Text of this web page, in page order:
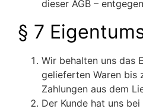
dieser AGB –
§ 7
Wir behalten uns das
gelieferten Waren bis
Zahlungen aus dem
Der Kunde hat uns